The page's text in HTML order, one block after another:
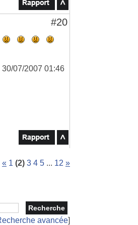
#20
30/07/2007 01:46
« 1 (2) 3 4 5 ... 12 »
avancée]